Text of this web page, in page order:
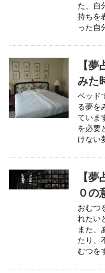
た、自
持ちを
った自
【
みた
ベッド
る夢を
ていま
を必要
けない
【
０の
おむつ
れたい
また、
たり、
むつを